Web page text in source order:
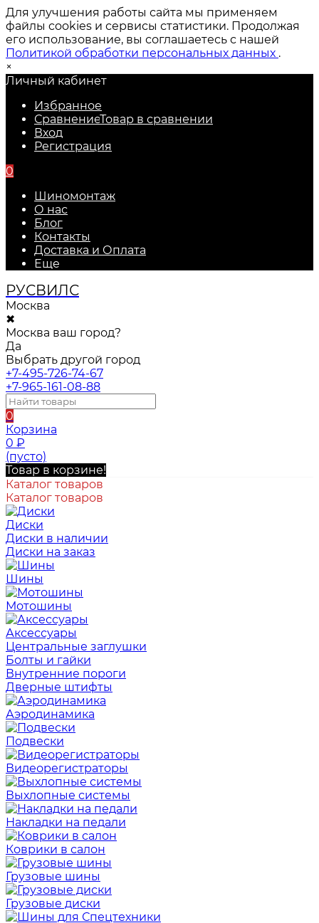
Для улучшения работы сайта мы применяем
файлы cookies и сервисы статистики. Продолжая
его использование, вы соглашаетесь с нашей
Политикой обработки персональных данных .
×
Личный кабинет
Избранное
СравнениеТовар в сравнении
Вход
Регистрация
0
Шиномонтаж
О нас
Блог
Контакты
Доставка и Оплата
Еще
РУСВИЛС
Москва
✖
Москва ваш город?
Да
Выбрать другой город
+7-495-726-74-67
+7-965-161-08-88
0
Корзина
0 ₽
(пусто)
Товар в корзине!
Каталог товаров
Каталог товаров
Диски
Диски в наличии
Диски на заказ
Шины
Мотошины
Аксессуары
Центральные заглушки
Болты и гайки
Внутренние пороги
Дверные штифты
Аэродинамика
Подвески
Видеорегистраторы
Выхлопные системы
Накладки на педали
Коврики в салон
Грузовые шины
Грузовые диски